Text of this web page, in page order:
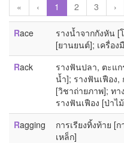
« ‹ 1 2 3 ›
Race
รางน้ำจากกังหัน [
[ยานยนต์]; เครื่อง
Rack
รางฟันปลา, ตะแก
น้ำ]; รางฟันเฟือง,
[วิชาถ่ายภาพ]; ทา
รางฟันเฟือง [ป่าไ
Ragging
การเรียงทิ้งท้าย [
เหล็ก]